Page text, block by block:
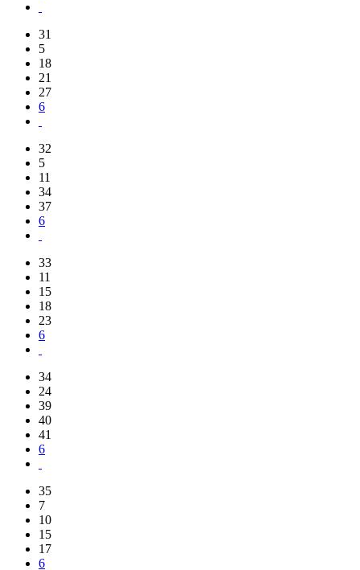
31
5
18
21
27
6
32
5
11
34
37
6
33
11
15
18
23
6
34
24
39
40
41
6
35
7
10
15
17
6